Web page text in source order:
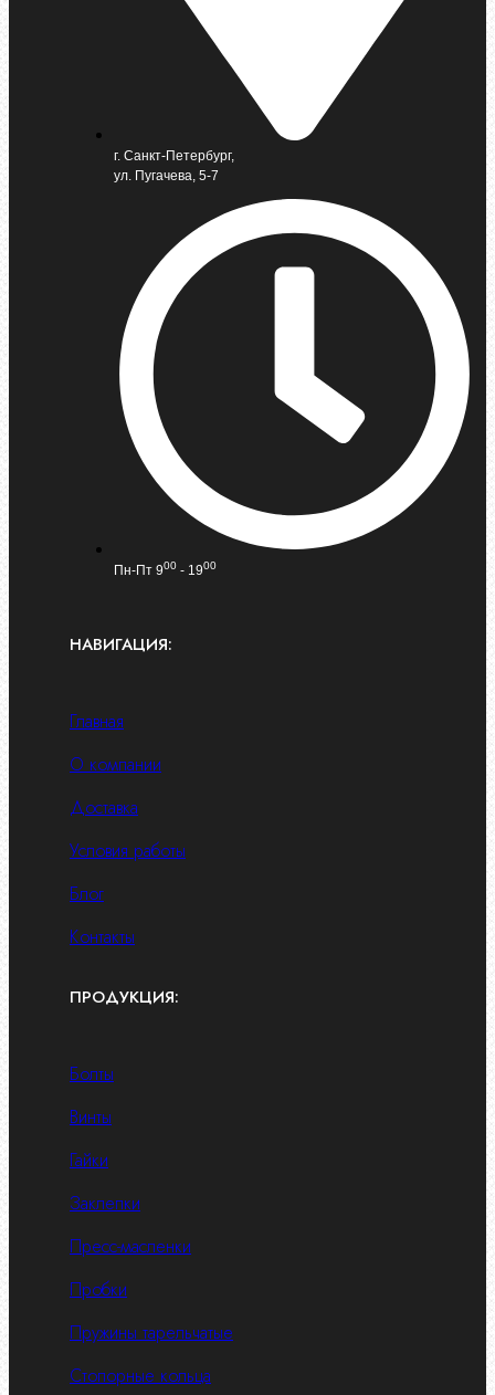
г. Санкт-Петербург,
ул. Пугачева, 5-7
Пн-Пт 900 - 1900
НАВИГАЦИЯ:
Главная
О компании
Доставка
Условия работы
Блог
Контакты
ПРОДУКЦИЯ:
Болты
Винты
Гайки
Заклепки
Пресс-масленки
Пробки
Пружины тарельчатые
Стопорные кольца